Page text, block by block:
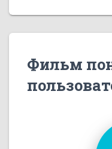
Фильм